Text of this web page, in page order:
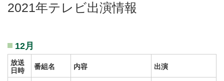
2021年テレビ出演情報
12月
放送
日時
番組名 内容 出演